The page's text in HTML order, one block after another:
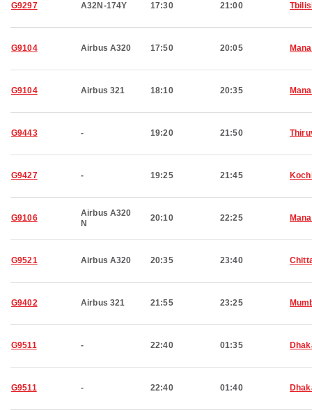
G9297 A32N-174Y 17:30 21:00
G9104 Airbus A320 17:50 20:05
G9104 Airbus 321 18:10 20:35
G9443 - 19:20 21:50
G9427 - 19:25 21:45
G9106
Airbus A320
N
20:10 22:25
G9521 Airbus A320 20:35 23:40
G9402 Airbus 321 21:55 23:25
G9511 - 22:40 01:35
G9511 - 22:40 01:40